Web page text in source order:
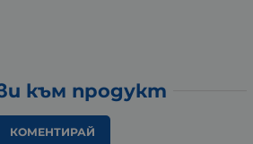
към продукт
КОМЕНТИРАЙ